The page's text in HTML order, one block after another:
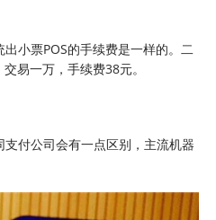
小票POS的手续费是一样的。二
易一万，手续费38元。
支付公司会有一点区别，主流机器